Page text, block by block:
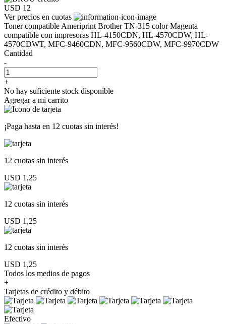
USD 12
Ver precios en cuotas
Toner compatible Ameriprint Brother TN-315 color Magenta
compatible con impresoras HL-4150CDN, HL-4570CDW, HL-
4570CDWT, MFC-9460CDN, MFC-9560CDW, MFC-9970CDW
Cantidad
-
+
No hay suficiente stock disponible
Agregar a mi carrito
¡Paga hasta en 12 cuotas sin interés!
12 cuotas sin interés
USD 1,25
12 cuotas sin interés
USD 1,25
12 cuotas sin interés
USD 1,25
Todos los medios de pagos
+
Tarjetas de crédito y débito
Efectivo